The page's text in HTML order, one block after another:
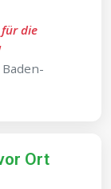
die
Ort